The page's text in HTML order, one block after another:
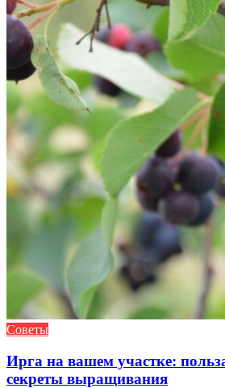
Советы
Ирга на вашем участке:
секреты выращивания